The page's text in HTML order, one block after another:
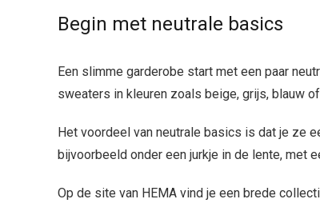
Begin met neutrale basics
Een slimme garderobe start met een paar
sweaters in kleuren zoals beige, grijs, blauw
Het voordeel van neutrale basics is dat je ze
bijvoorbeeld onder een jurkje in de lente, met
Op de site van HEMA vind je een brede